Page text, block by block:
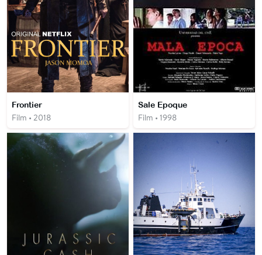
Frontier
Film • 2018
Sale Epoque
Film • 1998